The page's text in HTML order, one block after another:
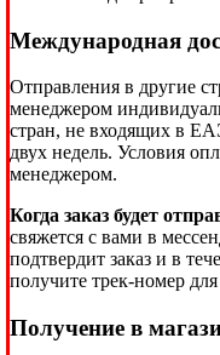
Международная
Отправления в другие
менеджером
стран, не входящих в
двух недель. Условия
менеджером.
Когда заказ будет
свяжется с вами в
подтвердит заказ и в
получите трек-номер
Получение в